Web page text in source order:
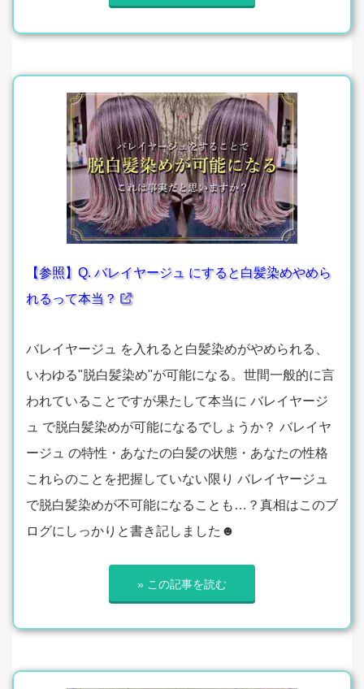
【参照】Q. バレイヤージュ にすると白髪染めやめら
れるって本当？
バレイヤージュ を入れると白髪染めがやめられる、
いわゆる"脱白髪染め"が可能になる。世間一般的に言
われていることですが果たして本当に バレイヤージ
ュ で脱白髪染めが可能になるでしょうか？ バレイヤ
ージュ の特性・あなたの白髪の状態・あなたの性格
これらのことを把握していない限り バレイヤージュ
で脱白髪染めが不可能になることも…？真相はこのブ
ログにしっかりと書き記しました☻
» この記事を読む